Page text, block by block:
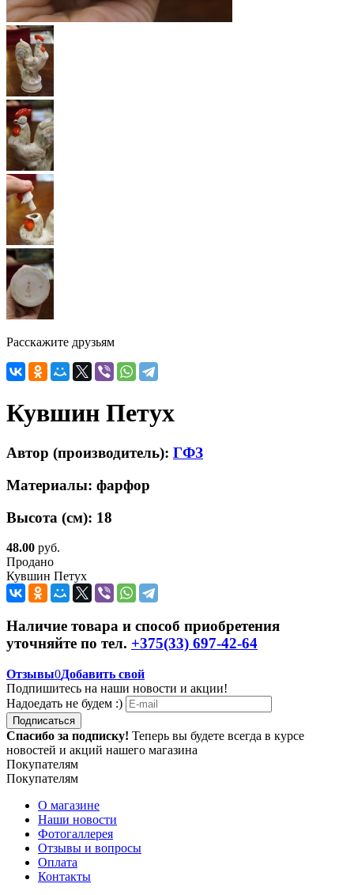
Расскажите друзьям
Кувшин Петух
Автор (производитель): ГФЗ
Материалы: фарфор
Высота (см): 18
48.00 руб.
Продано
Кувшин Петух
Наличие товара и способ приобретения
уточняйте по тел. +375(33) 697-42-64
Отзывы0Добавить свой
Подпишитесь на наши новости и акции!
Надоедать не будем :)
Подписаться
Спасибо за подписку! Теперь вы будете всегда в курсе
новостей и акций нашего магазина
Покупателям
Покупателям
О магазине
Наши новости
Фотогаллерея
Отзывы и вопросы
Оплата
Контакты